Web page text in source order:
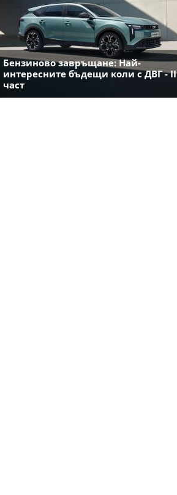
Бензиново завръщане: Най-
интересните бъдещи коли с ДВГ - II
част